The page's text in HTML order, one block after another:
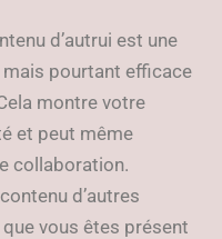
d’autrui est une
pourtant efficace
montre votre
et peut même
collaboration.
d’autres
vous êtes présent